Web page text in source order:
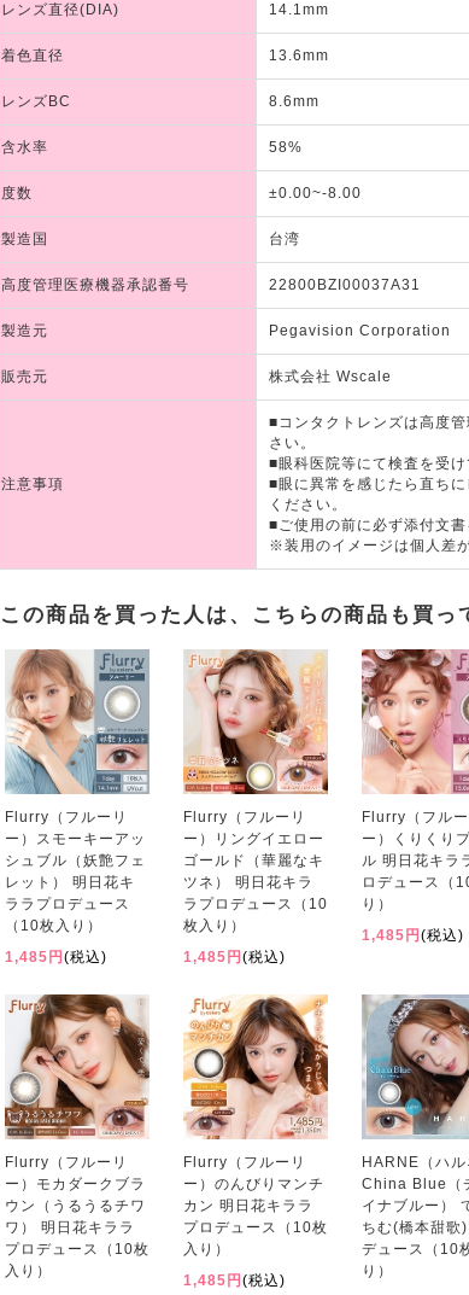
レンズ直径(DIA) 14.1mm
着色直径 13.6mm
レンズBC 8.6mm
含水率 58%
度数 ±0.00~-8.00
製造国 台湾
高度管理医療機器承認番号 22800BZI00037A31
製造元 Pegavision Corporation
販売元 株式会社 Wscale
注意事項
■コンタクトレンズは高度
さい。
■眼科医院等にて検査を受け
■眼に異常を感じたら直ち
ください。
■ご使用の前に必ず添付文書
※装用のイメージは個人差
この商品を買った人は、こちらの商品も買っ
Flurry（フルーリ
ー）スモーキーアッ
シュブル（妖艶フェ
レット） 明日花キ
ララプロデュース
（10枚入り）
1,485円 (税込)
Flurry（フルーリ
ー）リングイエロー
ゴールド（華麗なキ
ツネ） 明日花キラ
ラプロデュース（10
枚入り）
1,485円 (税込)
Flurry（フルー
ー）くりくり
ル 明日花キラ
ロデュース（
り）
1,485円 (税込)
Flurry（フルーリ
ー）モカダークブラ
ウン（うるうるチワ
ワ） 明日花キララ
プロデュース（10枚
入り）
Flurry（フルーリ
ー）のんびりマンチ
カン 明日花キララ
プロデュース（10枚
入り）
1,485円 (税込)
HARNE（ハル
China Blue（
イナブルー）
ちむ(橋本甜歌)
デュース（10
り）